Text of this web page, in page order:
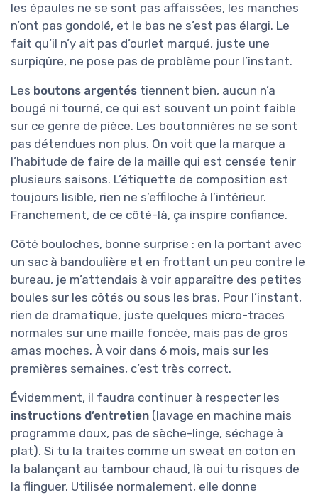
les épaules ne se sont pas affaissées, les manches
n’ont pas gondolé, et le bas ne s’est pas élargi. Le
fait qu’il n’y ait pas d’ourlet marqué, juste une
surpiqûre, ne pose pas de problème pour l’instant.
Les boutons argentés tiennent bien, aucun n’a
bougé ni tourné, ce qui est souvent un point faible
sur ce genre de pièce. Les boutonnières ne se sont
pas détendues non plus. On voit que la marque a
l’habitude de faire de la maille qui est censée tenir
plusieurs saisons. L’étiquette de composition est
toujours lisible, rien ne s’effiloche à l’intérieur.
Franchement, de ce côté-là, ça inspire confiance.
Côté bouloches, bonne surprise : en la portant avec
un sac à bandoulière et en frottant un peu contre le
bureau, je m’attendais à voir apparaître des petites
boules sur les côtés ou sous les bras. Pour l’instant,
rien de dramatique, juste quelques micro-traces
normales sur une maille foncée, mais pas de gros
amas moches. À voir dans 6 mois, mais sur les
premières semaines, c’est très correct.
Évidemment, il faudra continuer à respecter les
instructions d’entretien (lavage en machine mais
programme doux, pas de sèche-linge, séchage à
plat). Si tu la traites comme un sweat en coton en
la balançant au tambour chaud, là oui tu risques de
la flinguer. Utilisée normalement, elle donne